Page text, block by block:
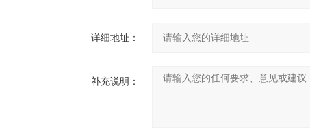
详细地址：
补充说明：